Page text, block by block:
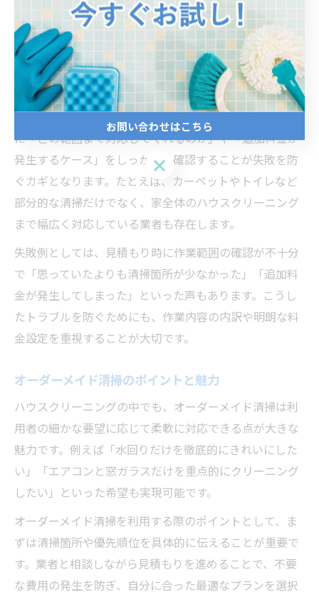
グ、窓ガラスの清掃など、生活環境に直結する箇所のク
リーニングが多く求められています。これらの作業は、
家庭内の衛生環境を向上させるだけでなく、住まいの資
産価値を守る役割も果たします。
また、業者によってはサービス内容が異なるため、事前
に「どの範囲まで対応してくれるのか」や「追加料金が
発生するケース」をしっかりと確認することが失敗を防
ぐカギとなります。たとえば、カーペットやトイレなど
部分的な清掃だけでなく、家全体のハウスクリーニング
まで幅広く対応している業者も存在します。
失敗例としては、見積もり時に作業範囲の確認が不十分
で「思っていたよりも清掃箇所が少なかった」「追加料
金が発生してしまった」といった声もあります。こうし
たトラブルを防ぐためにも、作業内容の内訳や明朗な料
金設定を重視することが大切です。
オーダーメイド清掃のポイントと魅力
ハウスクリーニングの中でも、オーダーメイド清掃は利
用者の細かな要望に応じて柔軟に対応できる点が大きな
魅力です。例えば「水回りだけを徹底的にきれいにした
い」「エアコンと窓ガラスだけを重点的にクリーニング
したい」といった希望も実現可能です。
オーダーメイド清掃を利用する際のポイントとして、ま
ずは清掃箇所や優先順位を具体的に伝えることが重要で
す。業者と相談しながら見積もりを進めることで、不要
な費用の発生を防ぎ、自分に合った最適なプランを選択
お問い合わせはこちら
お問い合わせはこちら